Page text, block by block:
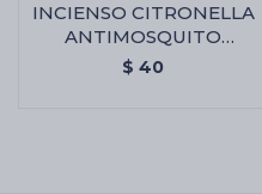
INCIENSO CITRONELLA
ANTIMOSQUITO
SAGRADA MADRE -
$ 40